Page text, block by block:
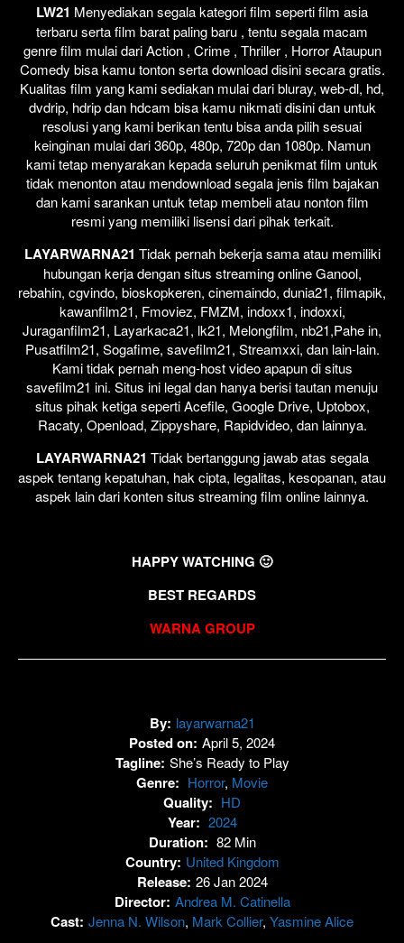
LW21 Menyediakan segala kategori film seperti film asia
terbaru serta film barat paling baru , tentu segala macam
genre film mulai dari Action , Crime , Thriller , Horror Ataupun
Comedy bisa kamu tonton serta download disini secara gratis.
Kualitas film yang kami sediakan mulai dari bluray, web-dl, hd,
dvdrip, hdrip dan hdcam bisa kamu nikmati disini dan untuk
resolusi yang kami berikan tentu bisa anda pilih sesuai
keinginan mulai dari 360p, 480p, 720p dan 1080p. Namun
kami tetap menyarakan kepada seluruh penikmat film untuk
tidak menonton atau mendownload segala jenis film bajakan
dan kami sarankan untuk tetap membeli atau nonton film
resmi yang memiliki lisensi dari pihak terkait.
LAYARWARNA21 Tidak pernah bekerja sama atau memiliki
hubungan kerja dengan situs streaming online Ganool,
rebahin, cgvindo, bioskopkeren, cinemaindo, dunia21, filmapik,
kawanfilm21, Fmoviez, FMZM, indoxx1, indoxxi,
Juraganfilm21, Layarkaca21, lk21, Melongfilm, nb21,Pahe in,
Pusatfilm21, Sogafime, savefilm21, Streamxxi, dan lain-lain.
Kami tidak pernah meng-host video apapun di situs
savefilm21 ini. Situs ini legal dan hanya berisi tautan menuju
situs pihak ketiga seperti Acefile, Google Drive, Uptobox,
Racaty, Openload, Zippyshare, Rapidvideo, dan lainnya.
LAYARWARNA21 Tidak bertanggung jawab atas segala
aspek tentang kepatuhan, hak cipta, legalitas, kesopanan, atau
aspek lain dari konten situs streaming film online lainnya.
HAPPY WATCHING 🙂
BEST REGARDS
WARNA GROUP
By: layarwarna21
Posted on: April 5, 2024
Tagline: She’s Ready to Play
Genre: Horror, Movie
Quality: HD
Year: 2024
Duration: 82 Min
Country: United Kingdom
Release: 26 Jan 2024
Director: Andrea M. Catinella
Cast: Jenna N. Wilson, Mark Collier, Yasmine Alice